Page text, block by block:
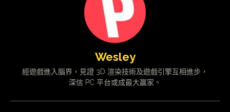
Wesley
經遊戲進入腦界，見證 3D 渲染技術及遊戲引擎互相進步，
深信 PC 平台或成最大贏家。